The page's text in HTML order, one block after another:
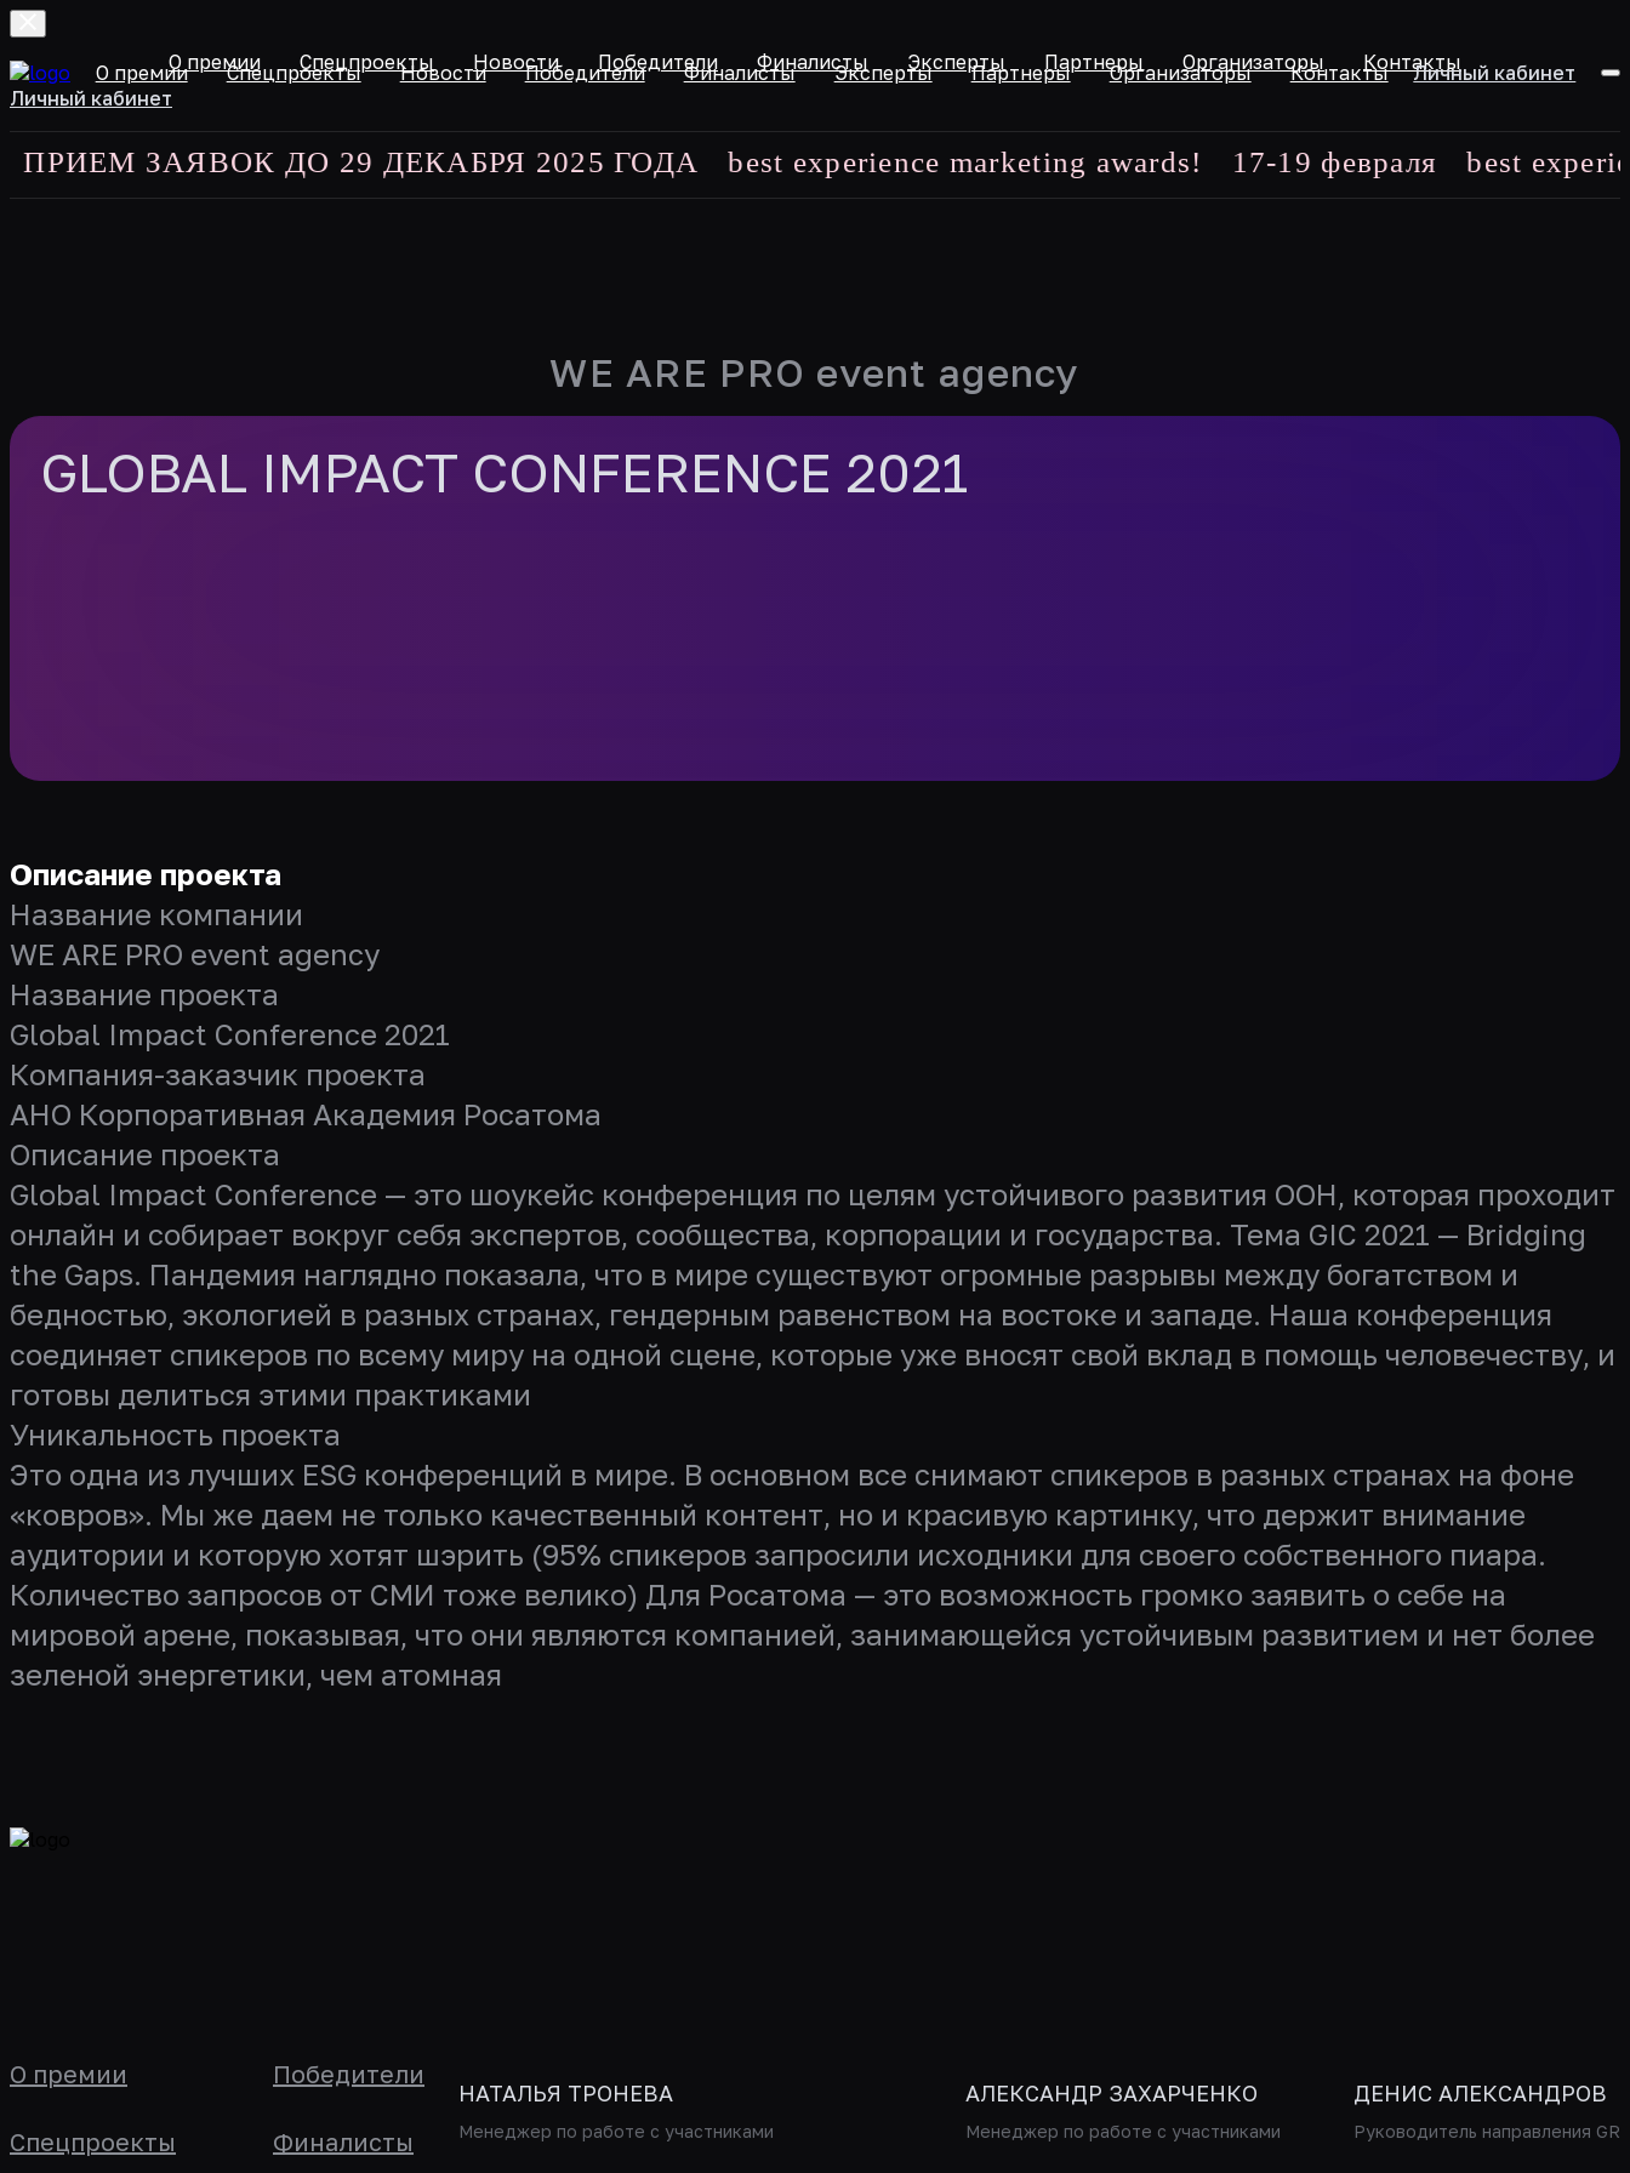
О премии Спецпроекты Новости Победители Финалисты Эксперты Партнеры Организаторы Контакты Личный кабинет
ЗАЯВОК ДО 29 ДЕКАБРЯ 2025 ГОДА best experience marketing awards! 17-19 февраля best experience
О премии Спецпроекты Новости Победители Финалисты Эксперты Партнеры Организаторы
Контакты
Личный кабинет
WE ARE PRO event agency
GLOBAL IMPACT CONFERENCE 2021
Описание проекта
Название компании
WE ARE PRO event agency
Название проекта
Global Impact Conference 2021
Компания-заказчик проекта
АНО Корпоративная Академия Росатома
Описание проекта
Global Impact Conference — это шоукейс конференция по целям устойчивого развития ООН, которая проходит
онлайн и собирает вокруг себя экспертов, сообщества, корпорации и государства. Тема GIC 2021 — Bridging
the Gaps. Пандемия наглядно показала, что в мире существуют огромные разрывы между богатством и
бедностью, экологией в разных странах, гендерным равенством на востоке и западе. Наша конференция
соединяет спикеров по всему миру на одной сцене, которые уже вносят свой вклад в помощь человечеству, и
готовы делиться этими практиками
Уникальность проекта
Это одна из лучших ESG конференций в мире. В основном все снимают спикеров в разных странах на фоне
«ковров». Мы же даем не только качественный контент, но и красивую картинку, что держит внимание
аудитории и которую хотят шэрить (95% спикеров запросили исходники для своего собственного пиара.
Количество запросов от СМИ тоже велико) Для Росатома — это возможность громко заявить о себе на
мировой арене, показывая, что они являются компанией, занимающейся устойчивым развитием и нет более
зеленой энергетики, чем атомная
О премии
Спецпроекты
Победители
Финалисты
НАТАЛЬЯ ТРОНЕВА
Менеджер по работе с участниками
АЛЕКСАНДР ЗАХАРЧЕНКО
Менеджер по работе с участниками
ДЕНИС АЛЕКСАНДРОВ
Руководитель направления GR